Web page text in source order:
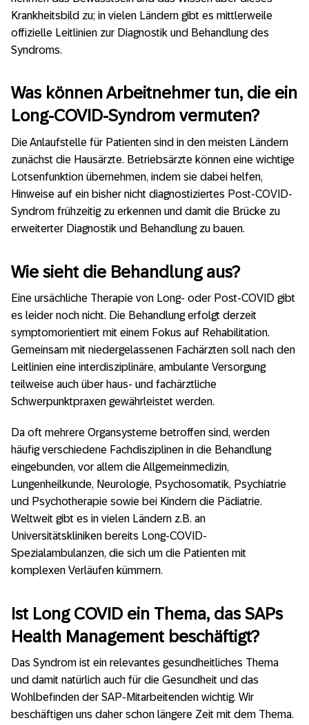
Krankheitsbild zu; in vielen Ländern gibt es mittlerweile
offizielle Leitlinien zur Diagnostik und Behandlung des
Syndroms.
Was können Arbeitnehmer tun, die ein
Long-COVID-Syndrom vermuten?
Die Anlaufstelle für Patienten sind in den meisten Ländern
zunächst die Hausärzte. Betriebsärzte können eine wichtige
Lotsenfunktion übernehmen, indem sie dabei helfen,
Hinweise auf ein bisher nicht diagnostiziertes Post-COVID-
Syndrom frühzeitig zu erkennen und damit die Brücke zu
erweiterter Diagnostik und Behandlung zu bauen.
Wie sieht die Behandlung aus?
Eine ursächliche Therapie von Long- oder Post-COVID gibt
es leider noch nicht. Die Behandlung erfolgt derzeit
symptomorientiert mit einem Fokus auf Rehabilitation.
Gemeinsam mit niedergelassenen Fachärzten soll nach den
Leitlinien eine interdisziplinäre, ambulante Versorgung
teilweise auch über haus- und fachärztliche
Schwerpunktpraxen gewährleistet werden.
Da oft mehrere Organsysteme betroffen sind, werden
häufig verschiedene Fachdisziplinen in die Behandlung
eingebunden, vor allem die Allgemeinmedizin,
Lungenheilkunde, Neurologie, Psychosomatik, Psychiatrie
und Psychotherapie sowie bei Kindern die Pädiatrie.
Weltweit gibt es in vielen Ländern z.B. an
Universitätskliniken bereits Long-COVID-
Spezialambulanzen, die sich um die Patienten mit
komplexen Verläufen kümmern.
Ist Long COVID ein Thema, das SAPs
Health Management beschäftigt?
Das Syndrom ist ein relevantes gesundheitliches Thema
und damit natürlich auch für die Gesundheit und das
Wohlbefinden der SAP-Mitarbeitenden wichtig. Wir
beschäftigen uns daher schon längere Zeit mit dem Thema.